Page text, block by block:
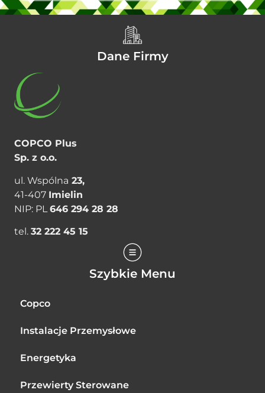
Dane Firmy
COPCO Plus
Sp. z o.o.
ul. Wspólna 23,
41-­407 Imielin
NIP: PL646 294 28 28
tel.32 222 45 15
Szybkie Menu
Copco
Instalacje Przemysłowe
Energetyka
Przewierty Sterowane